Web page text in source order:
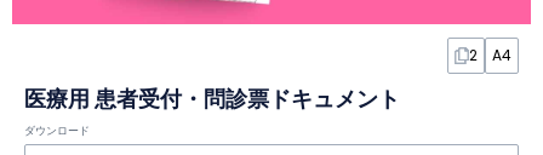
2 A4
医療用 患者受付・問診票ドキュメント
ダウンロード